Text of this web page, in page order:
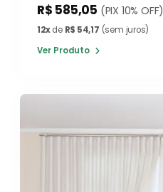
R$ 585,05 (PIX 10% OFF)
12xde R$ 54,17 (sem juros)
Ver Produto